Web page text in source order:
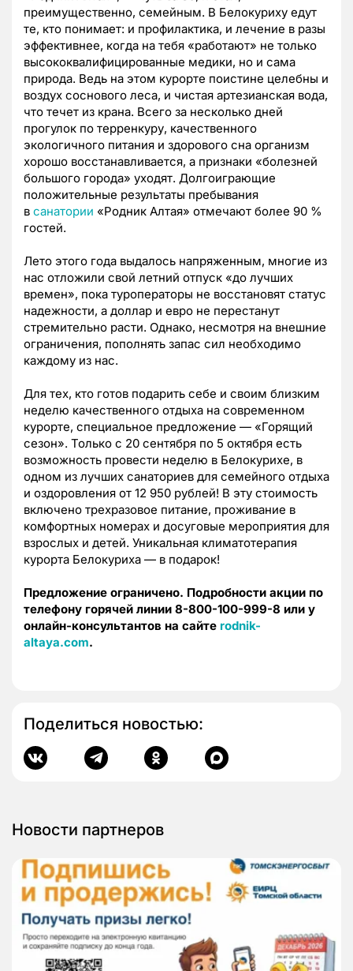
преимущественно, семейным. В Белокуриху едут
те, кто понимает: и профилактика, и лечение в разы
эффективнее, когда на тебя «работают» не только
высококвалифицированные медики, но и сама
природа. Ведь на этом курорте поистине целебны и
воздух соснового леса, и чистая артезианская вода,
что течет из крана. Всего за несколько дней
прогулок по терренкуру, качественного
экологичного питания и здорового сна организм
хорошо восстанавливается, а признаки «болезней
большого города» уходят. Долгоиграющие
положительные результаты пребывания
в санатории «Родник Алтая» отмечают более 90 %
гостей.
Лето этого года выдалось напряженным, многие из
нас отложили свой летний отпуск «до лучших
времен», пока туроператоры не восстановят статус
надежности, а доллар и евро не перестанут
стремительно расти. Однако, несмотря на внешние
ограничения, пополнять запас сил необходимо
каждому из нас.
Для тех, кто готов подарить себе и своим близким
неделю качественного отдыха на современном
курорте, специальное предложение — «Горящий
сезон». Только с 20 сентября по 5 октября есть
возможность провести неделю в Белокурихе, в
одном из лучших санаториев для семейного отдыха
и оздоровления от 12 950 рублей! В эту стоимость
включено трехразовое питание, проживание в
комфортных номерах и досуговые мероприятия для
взрослых и детей. Уникальная климатотерапия
курорта Белокуриха — в подарок!
Предложение ограничено. Подробности акции по
телефону горячей линии 8-800-100-999-8 или у
онлайн-консультантов на сайте rodnik-
altaya.com.
Поделиться новостью:
Новости партнеров